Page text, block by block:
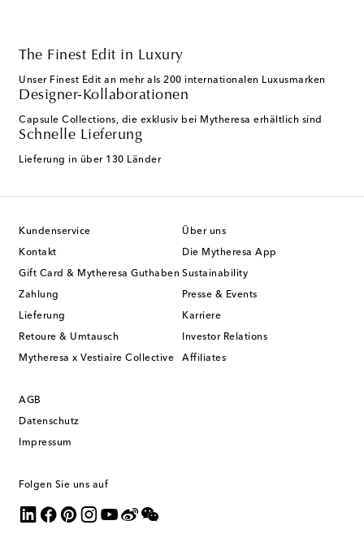
The Finest Edit in Luxury
Unser Finest Edit an mehr als 200 internationalen Luxusmarken
Designer-Kollaborationen
Capsule Collections, die exklusiv bei Mytheresa erhältlich sind
Schnelle Lieferung
Lieferung in über 130 Länder
Kundenservice
Kontakt
Gift Card & Mytheresa Guthaben
Zahlung
Lieferung
Retoure & Umtausch
Mytheresa x Vestiaire Collective
Über uns
Die Mytheresa App
Sustainability
Presse & Events
Karriere
Investor Relations
Affiliates
AGB
Datenschutz
Impressum
Folgen Sie uns auf